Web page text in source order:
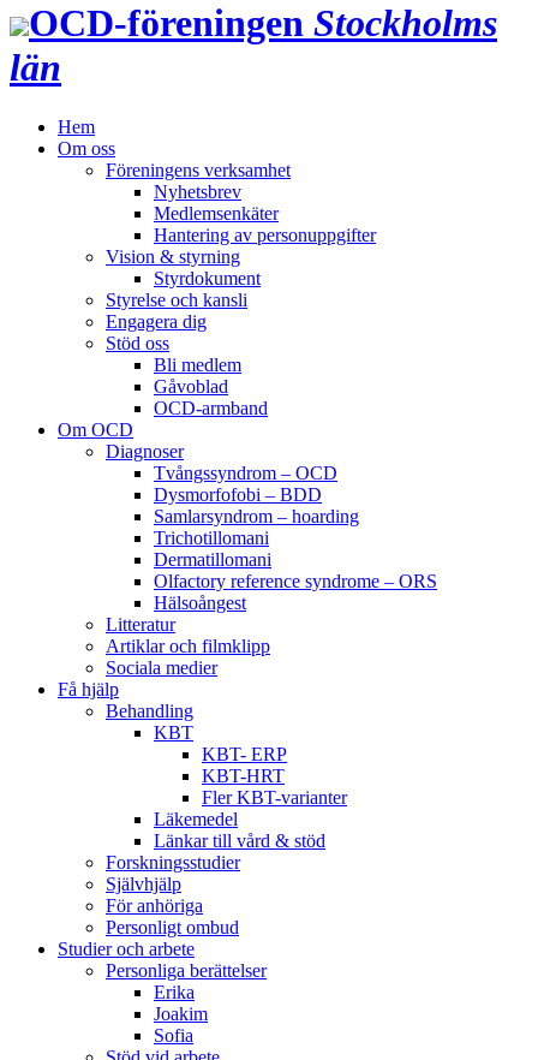
OCD‑föreningen Stockholms
län
Hem
Om oss
Föreningens verksamhet
Nyhetsbrev
Medlemsenkäter
Hantering av personuppgifter
Vision & styrning
Styrdokument
Styrelse och kansli
Engagera dig
Stöd oss
Bli medlem
Gåvoblad
OCD-armband
Om OCD
Diagnoser
Tvångssyndrom – OCD
Dysmorfofobi – BDD
Samlarsyndrom – hoarding
Trichotillomani
Dermatillomani
Olfactory reference syndrome – ORS
Hälsoångest
Litteratur
Artiklar och filmklipp
Sociala medier
Få hjälp
Behandling
KBT
KBT- ERP
KBT-HRT
Fler KBT-varianter
Läkemedel
Länkar till vård & stöd
Forskningsstudier
Självhjälp
För anhöriga
Personligt ombud
Studier och arbete
Personliga berättelser
Erika
Joakim
Sofia